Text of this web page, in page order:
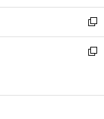
開
く
ウ
で
開
く
ン
ド
ウ
で
ウ
ィ
ン
ド
開
新
し
い
ン
新
ウ